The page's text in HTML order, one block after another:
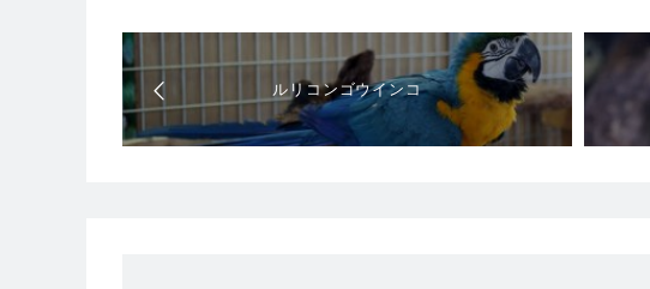
ルリコンゴウインコ